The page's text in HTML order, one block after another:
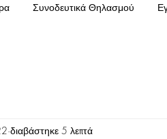
Συνοδευτικά Θηλασμού
διαβάστηκε 5 λεπτά